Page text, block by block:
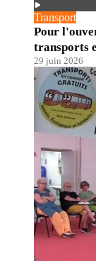
Transport
Pour
transports
29 juin 2026